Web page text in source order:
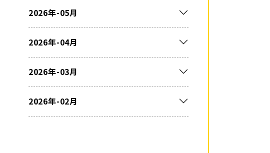
2026年-05月
2026年-04月
2026年-03月
2026年-02月